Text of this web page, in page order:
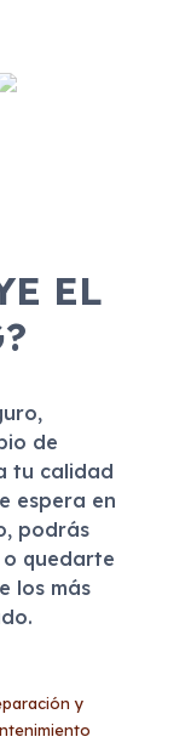
EL
de
tu calidad
espera en
podrás
quedarte
los más
y